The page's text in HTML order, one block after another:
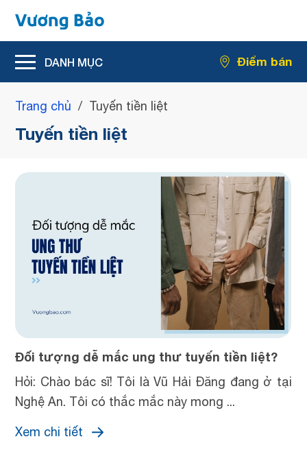
Hỗ trợ giảm rối loạn tiểu tiện
Hỗ trợ giảm kích thước u xơ tiền liệt tuyến
Điểm bán
Trang chủ / Tuyến tiền liệt
Tuyến tiền liệt
Đối tượng dễ mắc ung thư tuyến tiền liệt?
Hỏi: Chào bác sĩ! Tôi là Vũ Hải Đăng đang ở tại
Nghệ An. Tôi có thắc mắc này mong ...
Xem chi tiết